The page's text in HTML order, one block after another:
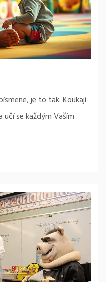
je to tak. Koukají
učí se každým Vaším